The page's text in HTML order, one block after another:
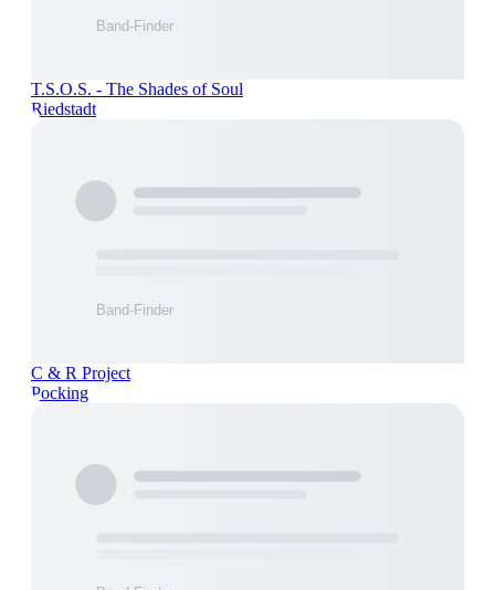
T.S.O.S. - The Shades of Soul
Riedstadt
C & R Project
Pocking